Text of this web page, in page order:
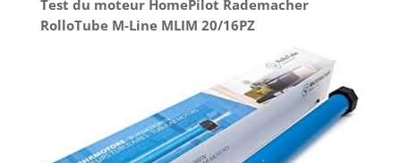
Test du moteur HomePilot Rademacher
RolloTube M-Line MLIM 20/16PZ